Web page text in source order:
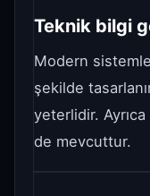
Teknik bilgi
Modern
şekilde
yeterlidir.
de mevcuttur.